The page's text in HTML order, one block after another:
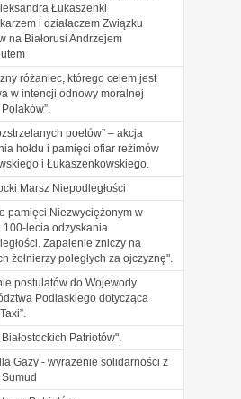
Łukaszenki
i działaczem Związku
na Białorusi Andrzejem
różaniec, którego celem jest
w intencji odnowy moralnej
poetów” – akcja
hołdu i pamięci ofiar reżimów
i Łukaszenkowskiego.
Marsz Niepodległości
pamięci Niezwyciężonym w
100-lecia odzyskania
Zapalenie zniczy na
żołnierzy poległych za ojczyznę".
postulatów do Wojewody
Podlaskiego dotycząca
Białostockich Patriotów".
Gazy - wyrażenie solidarności z